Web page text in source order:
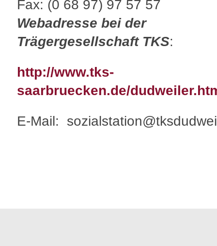
Fax: (0 68 97) 97 57 57
Webadresse bei der
Trägergesellschaft TKS:
http://www.tks-
saarbruecken.de/
E-Mail: